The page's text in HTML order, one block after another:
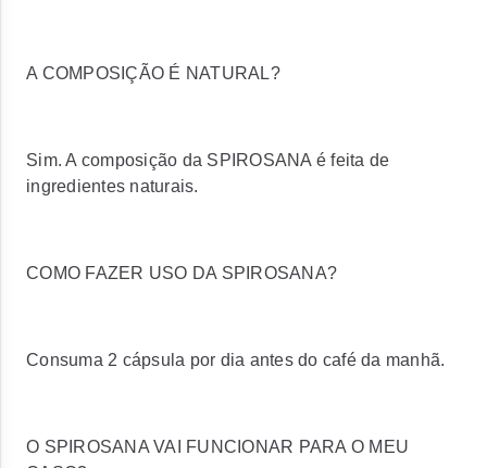
A COMPOSIÇÃO É NATURAL?
Sim. A composição da SPIROSANA é feita de
ingredientes naturais.
COMO FAZER USO DA SPIROSANA?
Consuma 2 cápsula por dia antes do café da manhã.
O SPIROSANA VAI FUNCIONAR PARA O MEU